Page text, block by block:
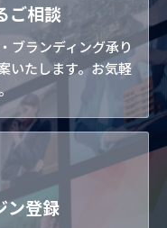
ご相談
ブランディング承り
いたします。お気軽
ン登録